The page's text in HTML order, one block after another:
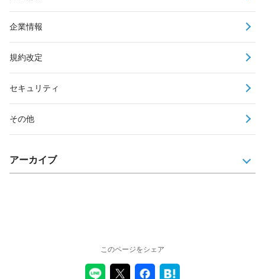
企業情報
規約改定
セキュリティ
その他
アーカイブ
このページをシェア